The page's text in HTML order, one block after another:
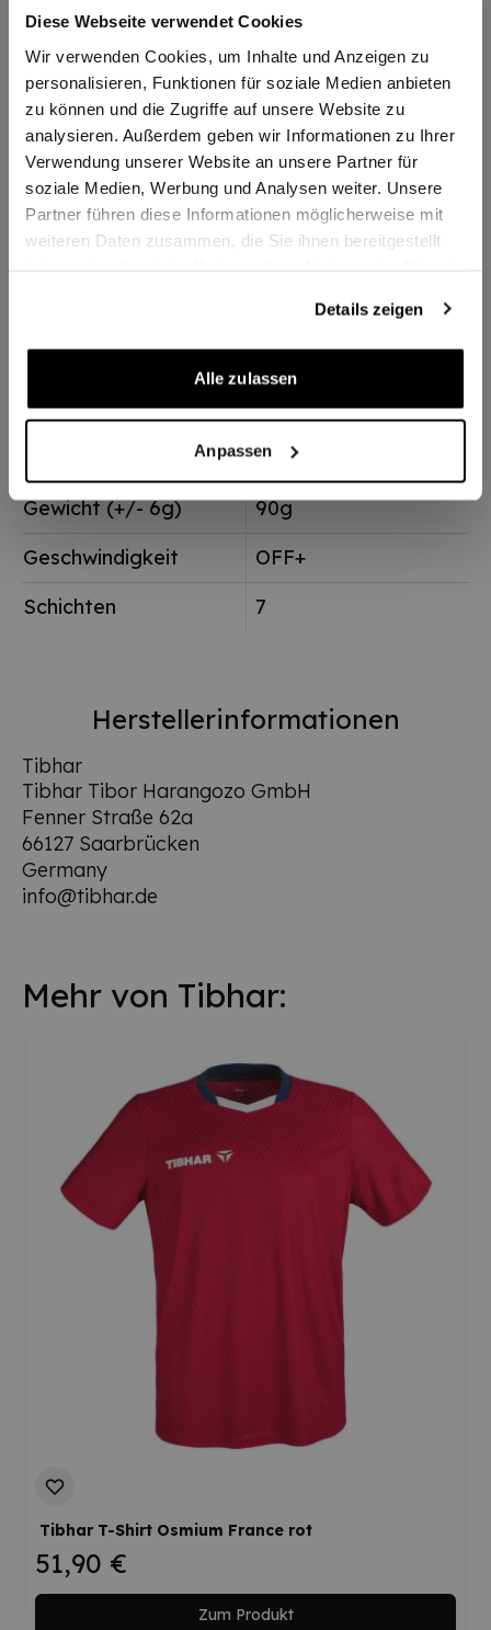
Diese Webseite verwendet Cookies
Wir verwenden Cookies, um Inhalte und Anzeigen zu
personalisieren, Funktionen für soziale Medien anbieten
zu können und die Zugriffe auf unsere Website zu
analysieren. Außerdem geben wir Informationen zu Ihrer
Verwendung unserer Website an unsere Partner für
soziale Medien, Werbung und Analysen weiter. Unsere
Partner führen diese Informationen möglicherweise mit
weiteren Daten zusammen, die Sie ihnen bereitgestellt
Details zeigen
Alle zulassen
Anpassen
Die Hochleistungsfaser macht sich aber auch
beim Schuss-, Konter- und Blockspiel ebenso
positiv bemerkbar. An der Abstimmung dieses
Holzes wurde vor allem im Hinblick auf die
unterschiedlichen Plastikbälle und jeweiligen
Anforderungen sehr lange gearbeitet. Das
Ergebnis ist ein Angriffsholz der neuesten
Generation und eine ideale Lösung für
Zusatzinformationen
Artikelnummer
987655077
2-3 Tage
Gewicht (+/- 6g)
90g
Geschwindigkeit
OFF+
Schichten
7
Herstellerinformationen
Tibhar
Tibhar Tibor Harangozo GmbH
Fenner Straße 62a
66127 Saarbrücken
Germany
info@tibhar.de
Mehr von Tibhar:
Tibhar T-Shirt Osmium France rot
51,90 €
Zum Produkt